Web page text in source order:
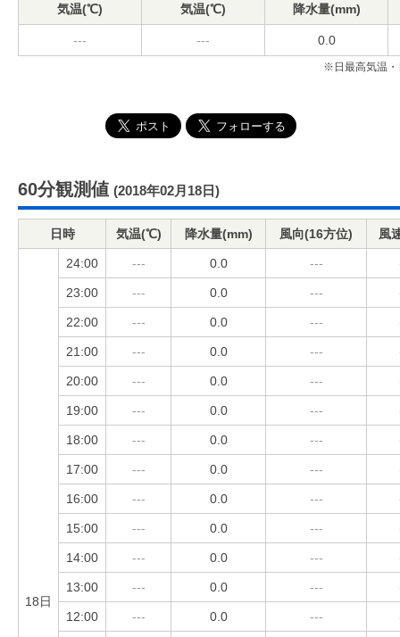
気温(℃)
気温(℃)
降水量(mm)
--- --- 0.0
※日最高気温・
60分観測値 (2018年02月18日)
日時 気温(℃) 降水量(mm) 風向(16方位) 風
18日
24:00 --- 0.0 ---
23:00 --- 0.0 ---
22:00 --- 0.0 ---
21:00 --- 0.0 ---
20:00 --- 0.0 ---
19:00 --- 0.0 ---
18:00 --- 0.0 ---
17:00 --- 0.0 ---
16:00 --- 0.0 ---
15:00 --- 0.0 ---
14:00 --- 0.0 ---
13:00 --- 0.0 ---
12:00 --- 0.0 ---